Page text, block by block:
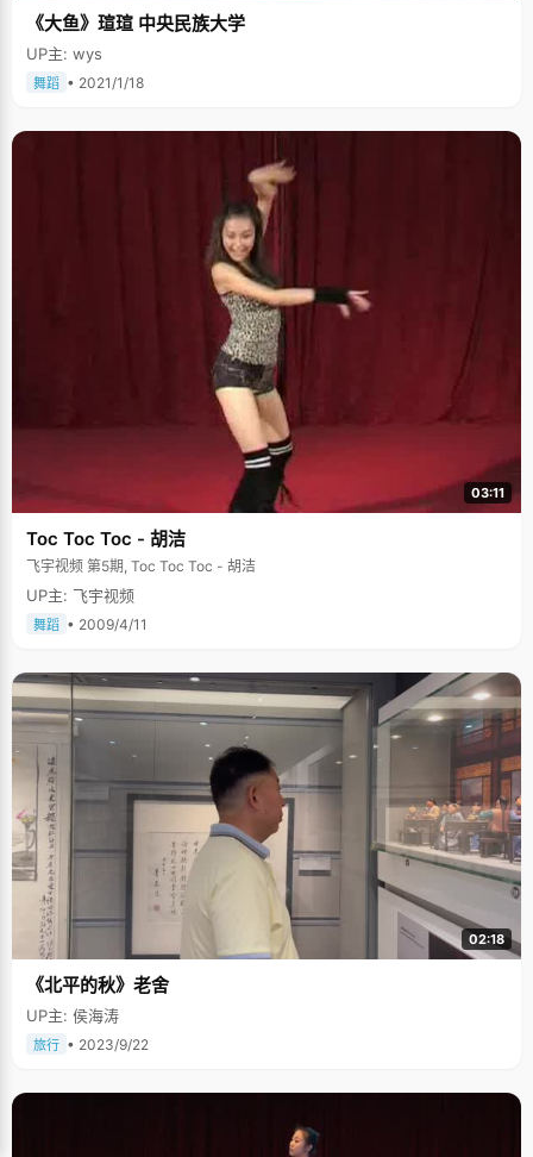
《大鱼》瑄瑄 中央民族大学
UP主: wys
舞蹈 • 2021/1/18
03:11
Toc Toc Toc - 胡洁
飞宇视频 第5期, Toc Toc Toc - 胡洁
UP主: 飞宇视频
舞蹈 • 2009/4/11
02:18
《北平的秋》老舍
UP主: 侯海涛
旅行 • 2023/9/22